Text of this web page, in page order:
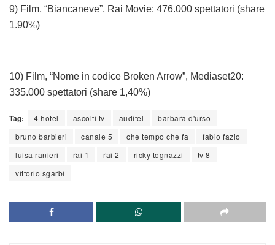
9) Film, “Biancaneve”, Rai Movie: 476.000 spettatori (share
1.90%)
10) Film, “Nome in codice Broken Arrow”, Mediaset20:
335.000 spettatori (share 1,40%)
Tag: 4 hotel ascolti tv auditel
barbara d'urso
bruno barbieri
canale 5 che tempo che fa
fabio fazio
luisa ranieri
rai 1 rai 2 ricky tognazzi
tv 8
vittorio sgarbi